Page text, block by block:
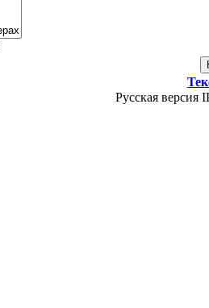
Русская версия